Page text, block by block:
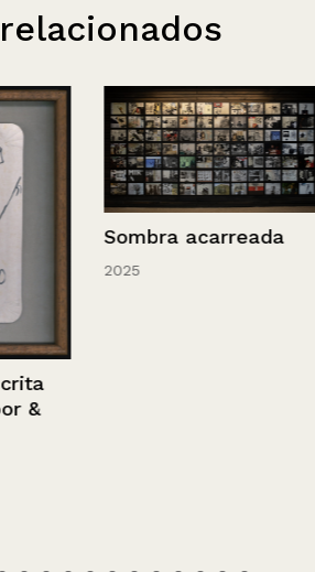
Sombra acarreada
2025